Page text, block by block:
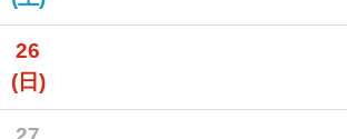
26
(日)